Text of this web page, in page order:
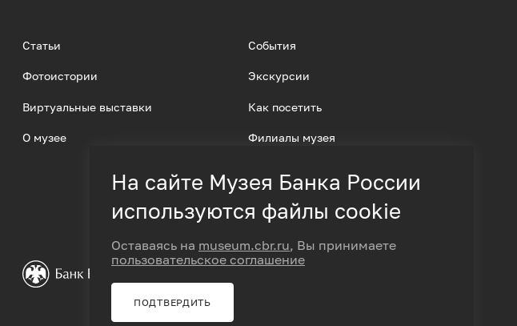
Статьи
Фотоистории
Виртуальные выставки
О музее
События
Экскурсии
Как посетить
Филиалы музея
На сайте Музея Банка России
используются файлы cookie
Оставаясь на museum.cbr.ru, Вы принимаете
пользовательское соглашение
ПОДТВЕРДИТЬ